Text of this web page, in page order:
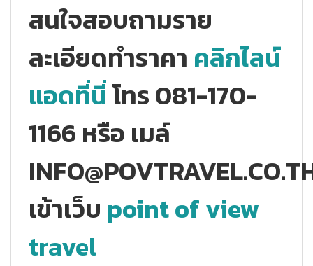
สนใจสอบถามราย
ละเอียดทำราคา คลิกไลน์
แอดที่นี่โทร 081-170-
1166 หรือ เมล์
เข้าเว็บ point of view
travel